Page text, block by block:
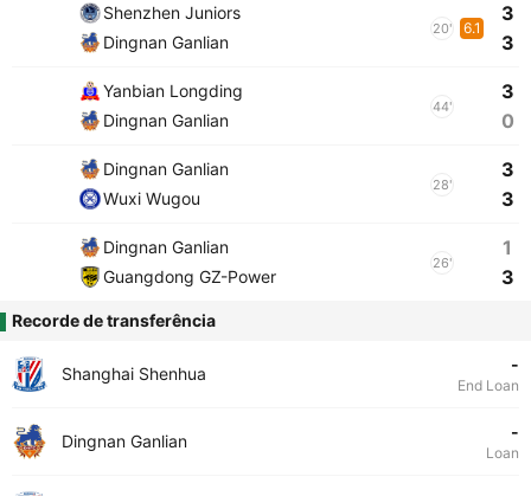
Shenzhen Juniors
Dingnan Ganlian
20' 6.1
3
3
Yanbian Longding
Dingnan Ganlian
44'
3
0
Dingnan Ganlian
Wuxi Wugou
28'
3
3
Dingnan Ganlian
Guangdong GZ-Power
26'
1
3
Recorde de transferência
Shanghai Shenhua -
End Loan
Dingnan Ganlian -
Loan